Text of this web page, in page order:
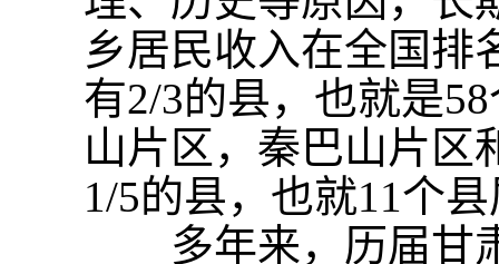
乡居民收入在全国排
有2/3的县，也就是
山片区，秦巴山片区
1/5的县，也就11个
多年来，历届甘